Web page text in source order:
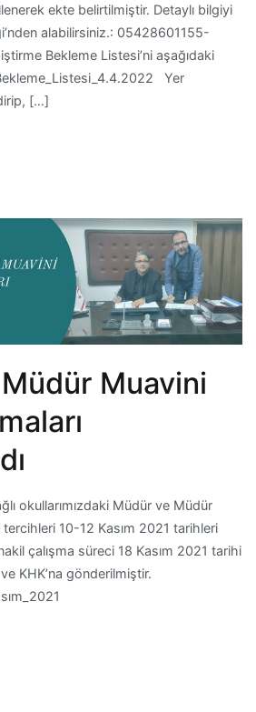
ekte belirtilmiştir. Detaylı bilgiyi
alabilirsiniz.: 05428601155-
Bekleme Listesi’ni aşağıdaki
Yer
[…]
Muavini
okullarımızdaki Müdür ve Müdür
10-12 Kasım 2021 tarihleri
çalışma süreci 18 Kasım 2021 tarihi
KHK’na gönderilmiştir.